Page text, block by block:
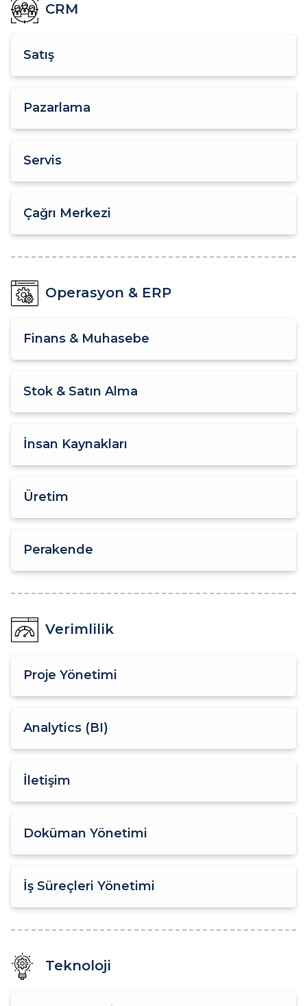
CRM
Satış
Pazarlama
Servis
Çağrı Merkezi
Operasyon & ERP
Finans & Muhasebe
Stok & Satın Alma
İnsan Kaynakları
Üretim
Perakende
Verimlilik
Proje Yönetimi
Analytics (BI)
İletişim
Doküman Yönetimi
İş Süreçleri Yönetimi
Teknoloji